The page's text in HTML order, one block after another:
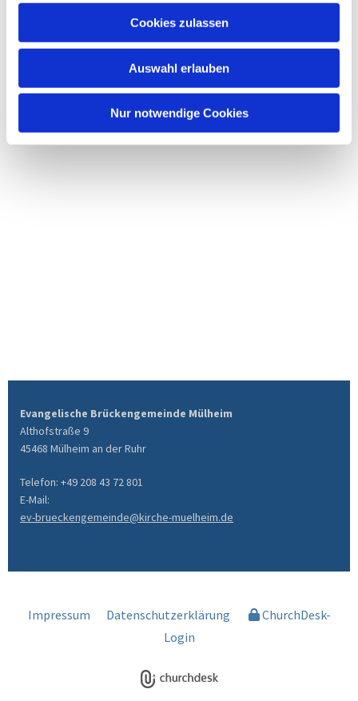
Cookies zulassen
Auswahl erlauben
Nur notwendige Cookies
Evangelische Brückengemeinde Mülheim
Althofstraße 9
45468 Mülheim an der Ruhr
Telefon: +49 208 43 72 801
E-Mail:
ev-brueckengemeinde@kirche-muelheim.de
Impressum Datenschutzerklärung
ChurchDesk-
Login